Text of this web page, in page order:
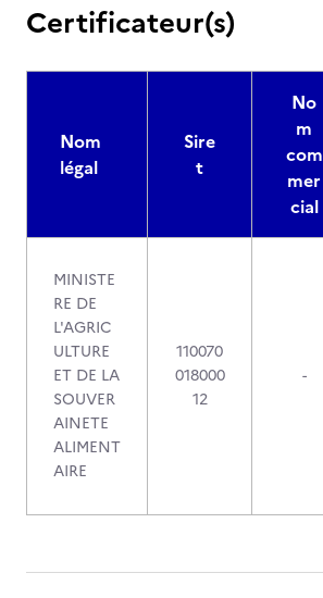
Certificateur(s)
Nom
légal
Sire
t
No
m
com
mer
cial
MINISTE
RE DE
L'AGRIC
ULTURE
ET DE LA
SOUVER
AINETE
ALIMENT
AIRE
110070
018000
12
-